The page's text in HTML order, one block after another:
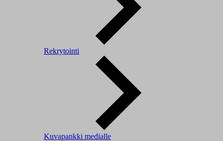
Rekrytointi
Kuvapankki medialle